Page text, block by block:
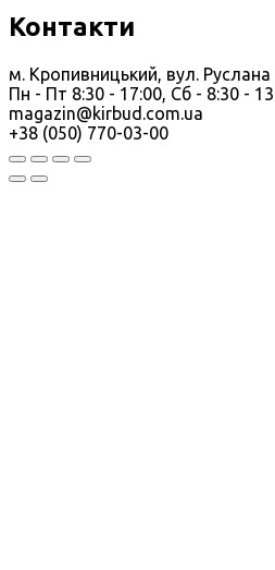
Контакти
м. Кропивницький, вул.
Пн - Пт 8:30 - 17:00, Сб - 8:30 -
magazin@kirbud.com.ua
+38 (050) 770-03-00